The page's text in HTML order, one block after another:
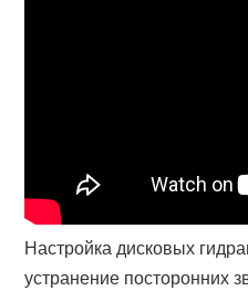
Настройка дисковых
устранение посторонних